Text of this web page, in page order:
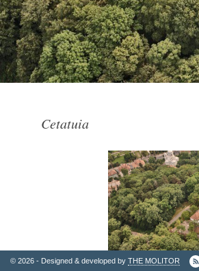
Ordinul
© 2026 - Designed & developed by THE MOLITOR
Cetatuia